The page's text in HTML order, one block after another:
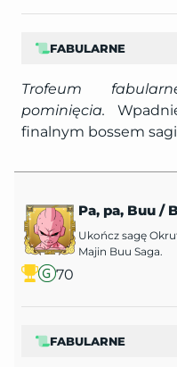
FABULARNE
Trofeum
pominięcia.
finalnym bossem
70
Pa, pa, Buu /
Ukończ sagę
Majin Buu Saga.
FABULARNE